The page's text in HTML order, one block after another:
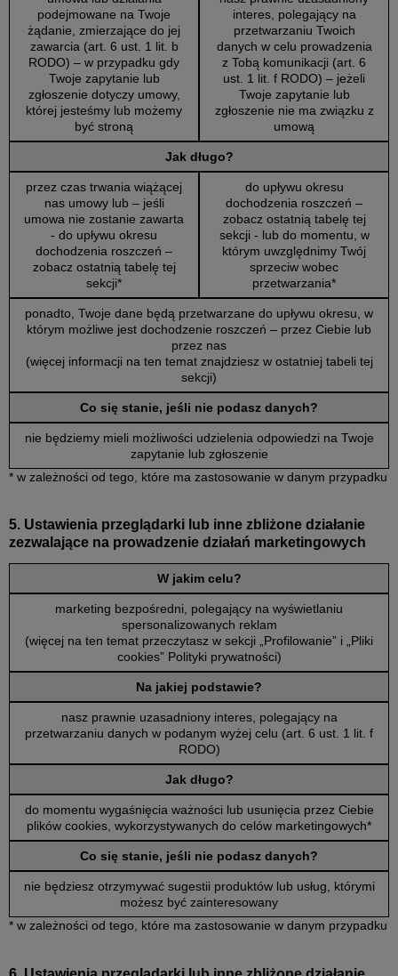
podejmowane na Twoje
żądanie, zmierzające do jej
zawarcia (art. 6 ust. 1 lit. b
RODO) – w przypadku gdy
Twoje zapytanie lub
zgłoszenie dotyczy umowy,
której jesteśmy lub możemy
być stroną
interes, polegający na
przetwarzaniu Twoich
danych w celu prowadzenia
z Tobą komunikacji (art. 6
ust. 1 lit. f RODO) – jeżeli
Twoje zapytanie lub
zgłoszenie nie ma związku z
umową
Jak długo?
przez czas trwania wiążącej
nas umowy lub – jeśli
umowa nie zostanie zawarta
- do upływu okresu
dochodzenia roszczeń –
zobacz ostatnią tabelę tej
sekcji*
do upływu okresu
dochodzenia roszczeń –
zobacz ostatnią tabelę tej
sekcji - lub do momentu, w
którym uwzględnimy Twój
sprzeciw wobec
przetwarzania*
ponadto, Twoje dane będą przetwarzane do upływu okresu, w
którym możliwe jest dochodzenie roszczeń – przez Ciebie lub
przez nas
(więcej informacji na ten temat znajdziesz w ostatniej tabeli tej
sekcji)
Co się stanie, jeśli nie podasz danych?
nie będziemy mieli możliwości udzielenia odpowiedzi na Twoje
zapytanie lub zgłoszenie
* w zależności od tego, które ma zastosowanie w danym przypadku
5. Ustawienia przeglądarki lub inne zbliżone działanie
zezwalające na prowadzenie działań marketingowych
W jakim celu?
marketing bezpośredni, polegający na wyświetlaniu
spersonalizowanych reklam
(więcej na ten temat przeczytasz w sekcji „Profilowanie” i „Pliki
cookies” Polityki prywatności)
Na jakiej podstawie?
nasz prawnie uzasadniony interes, polegający na
przetwarzaniu danych w podanym wyżej celu (art. 6 ust. 1 lit. f
RODO)
Jak długo?
do momentu wygaśnięcia ważności lub usunięcia przez Ciebie
plików cookies, wykorzystywanych do celów marketingowych*
Co się stanie, jeśli nie podasz danych?
nie będziesz otrzymywać sugestii produktów lub usług, którymi
możesz być zainteresowany
* w zależności od tego, które ma zastosowanie w danym przypadku